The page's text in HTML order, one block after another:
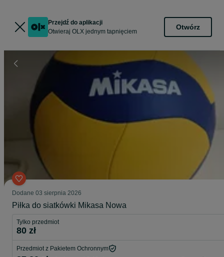
Przejdź do aplikacji
Otwieraj OLX jednym tapnięciem
Otwórz
Dodane 03 sierpnia 2026
Piłka do siatkówki Mikasa Nowa
Tylko przedmiot
80 zł
Przedmiot z Pakietem Ochronnym